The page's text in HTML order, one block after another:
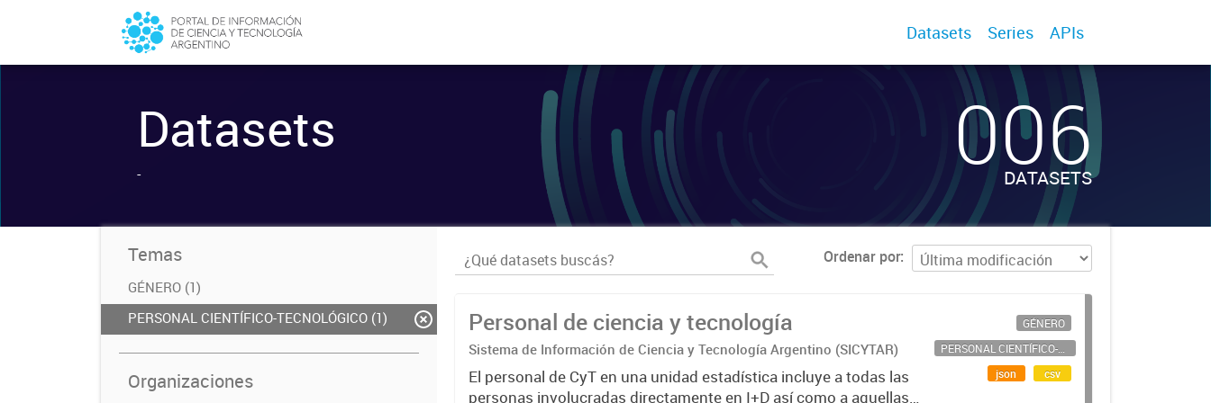
Datasets Series APIs
Datasets
- 006
DATASETS
Temas
GÉNERO (1)
PERSONAL CIENTÍFICO-TECNOLÓGICO (1)
Organizaciones
Ordenar por
Personal de ciencia y tecnología
Sistema de Información de Ciencia y Tecnología Argentino (SICYTAR)
El personal de CyT en una unidad estadística incluye a todas las
personas involucradas directamente en I+D así como a aquellas
GÉNERO
PERSONAL CIENTÍFICO-TECNOLÓGICO
json
csv